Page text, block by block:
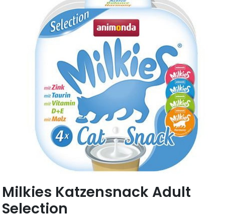
Milkies Katzensnack Adult
Selection